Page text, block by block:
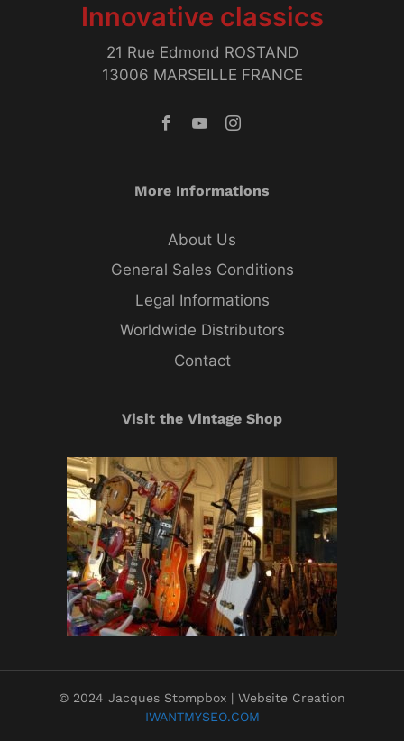
Innovative classics
21 Rue Edmond ROSTAND
13006 MARSEILLE FRANCE
More Informations
About Us
General Sales Conditions
Legal Informations
Worldwide Distributors
Contact
Visit the Vintage Shop
© 2024 Jacques Stompbox | Website Creation
IWANTMYSEO.COM